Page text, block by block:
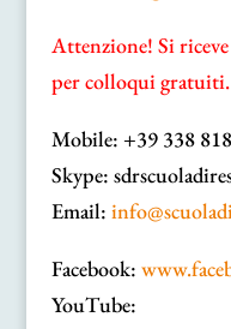
Attenzione! Si
per colloqui gratuiti.
Mobile: +39 338
Skype:
Email:
Facebook:
YouTube: